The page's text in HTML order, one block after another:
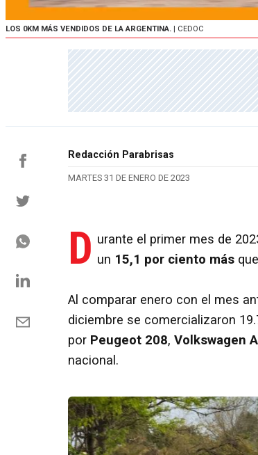
LOS 0KM MÁS VENDIDOS DE LA ARGENTINA. | CEDOC
Redacción Parabrisas
MARTES 31 DE ENERO DE 2023
D urante el primer mes de
un 15,1 por ciento más
Al comparar enero con el mes
diciembre se comercializaron
por Peugeot 208, Volkswagen
nacional.